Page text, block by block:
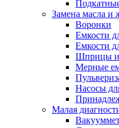
Замена масла и
Воронки
Емкости
Емкости
Шприцы и
Мерные
Насосы
Малая